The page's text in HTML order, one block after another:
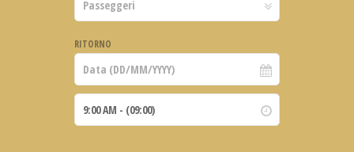
RITORNO